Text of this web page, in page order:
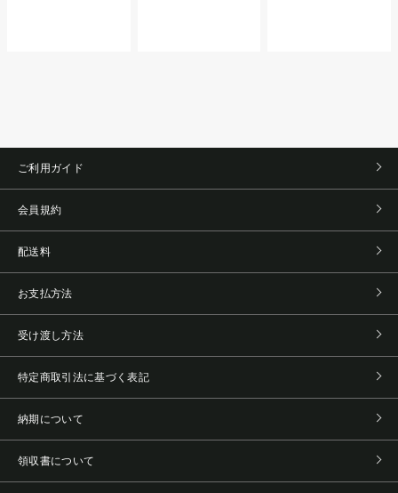
ご利用ガイド
会員規約
配送料
お支払方法
受け渡し方法
特定商取引法に基づく表記
納期について
領収書について